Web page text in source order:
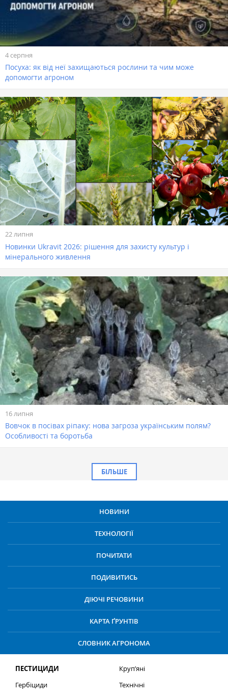
4 серпня
Посуха: як від неї захищаються рослини та чим може
допомогти агроном
22 липня
Новинки Ukravit 2026: рішення для захисту культур і
мінерального живлення
16 липня
Вовчок в посівах ріпаку: нова загроза українським полям?
Особливості та боротьба
БІЛЬШЕ
НОВИНИ
ТЕХНОЛОГІЇ
ПОЧИТАТИ
ПОДИВИТИСЬ
ДІЮЧІ РЕЧОВИНИ
КАРТА ҐРУНТІВ
СЛОВНИК АГРОНОМА
ПЕСТИЦИДИ
Гербіциди
Круп’яні
Технічні